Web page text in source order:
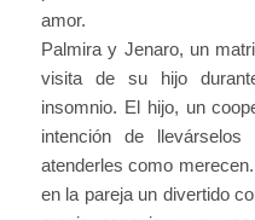
amor.
Palmira y Jenaro, un
visita de su hijo
insomnio. El hijo, un
intención de
atenderles como
en la pareja un divertido